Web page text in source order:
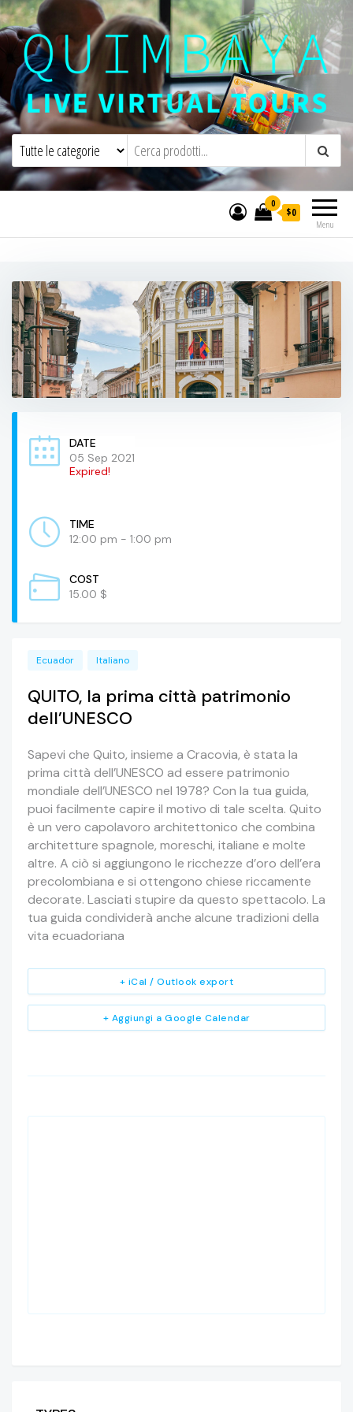
Quimbaya Virtual ToursLive Interactive Virtual Tours and
Menu
0
$0
DATE
05 Sep 2021
Expired!
TIME
12:00 pm - 1:00 pm
COST
15.00 $
Ecuador Italiano
QUITO, la prima città patrimonio
dell’UNESCO
Sapevi che Quito, insieme a Cracovia, è stata la
prima città dell’UNESCO ad essere patrimonio
mondiale dell’UNESCO nel 1978? Con la tua guida,
puoi facilmente capire il motivo di tale scelta. Quito
è un vero capolavoro architettonico che combina
architetture spagnole, moreschi, italiane e molte
altre. A ciò si aggiungono le ricchezze d’oro dell’era
precolombiana e si ottengono chiese riccamente
decorate. Lasciati stupire da questo spettacolo. La
tua guida condividerà anche alcune tradizioni della
vita ecuadoriana
+ Aggiungi a Google Calendar
+ iCal / Outlook export